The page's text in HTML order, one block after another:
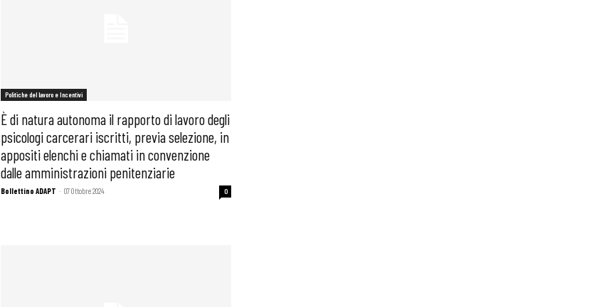
Politiche del lavoro e Incentivi
È di natura autonoma il rapporto di lavoro degli
psicologi carcerari iscritti, previa selezione, in
appositi elenchi e chiamati in convenzione
dalle amministrazioni penitenziarie
Bollettino ADAPT - 07 Ottobre 2024 0